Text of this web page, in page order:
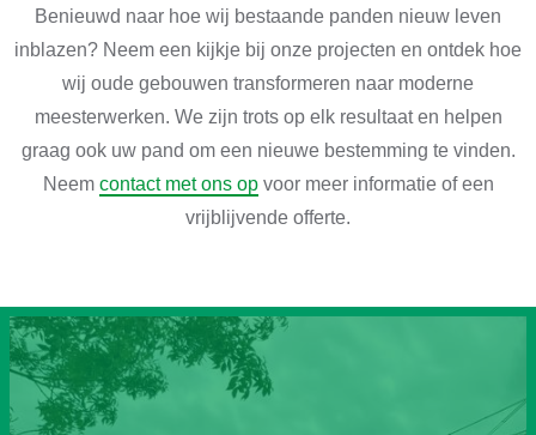
Benieuwd naar hoe wij bestaande panden nieuw leven
inblazen? Neem een kijkje bij onze projecten en ontdek hoe
wij oude gebouwen transformeren naar moderne
meesterwerken. We zijn trots op elk resultaat en helpen
graag ook uw pand om een nieuwe bestemming te vinden.
Neem contact met ons opvoor meer informatie of een
vrijblijvende offerte.